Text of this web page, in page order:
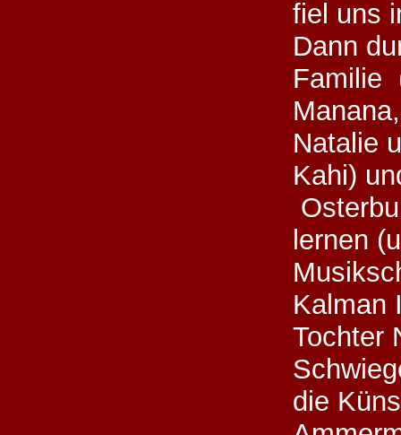
fiel uns
Dann
Familie
Natalie
Kahi)
lernen
Kalman
Tochter
die